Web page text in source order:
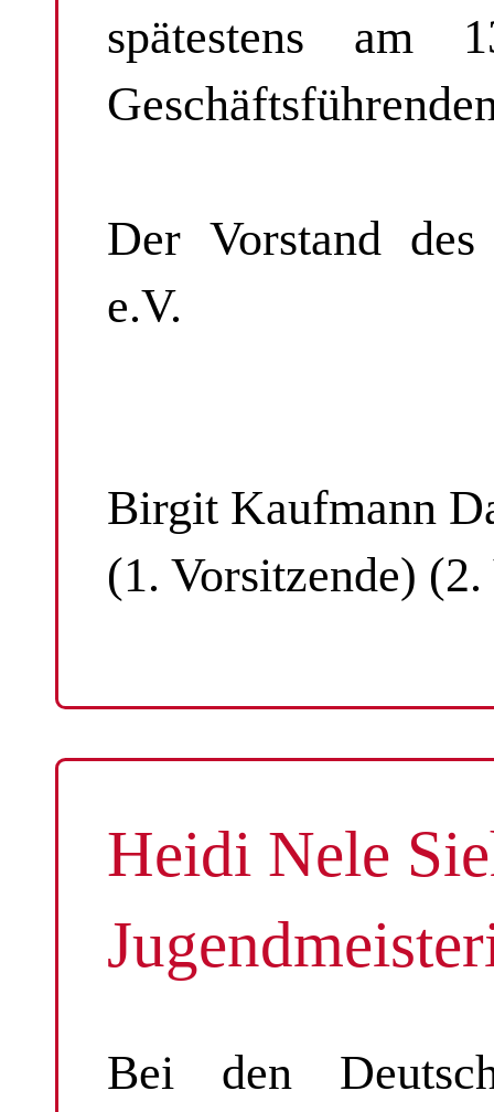
spätestens am
Der Vorstand
e.V.
Birgit Kaufmann
(1. Vorsitzende)
Heidi Nele
Bei den